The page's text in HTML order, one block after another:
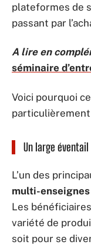
plateformes de
passant par
A lire en
séminaire
Voici pourquoi
particulièrement
Un large
L’un des
multi-enseignes
Les
variété de
soit pour se